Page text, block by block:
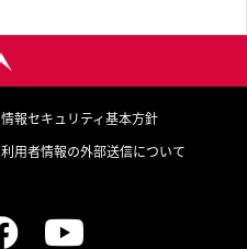
情報セキュリティ基本方針
利用者情報の外部送信について